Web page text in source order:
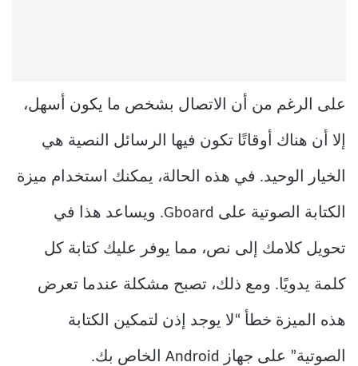
على الرغم من أن الاتصال بشخص ما يكون أسهل،
إلا أن هناك أوقاتًا تكون فيها الرسائل النصية هي
الخيار الوحيد. في هذه الحالة، يمكنك استخدام ميزة
الكتابة الصوتية على Gboard. ويساعد هذا في
تحويل كلامك إلى نص، مما يوفر عليك كتابة كل
كلمة يدويًا. ومع ذلك، تصبح مشكلة عندما تعرض
هذه الميزة خطأ “لا يوجد إذن لتمكين الكتابة
الصوتية” على جهاز Android الخاص بك.